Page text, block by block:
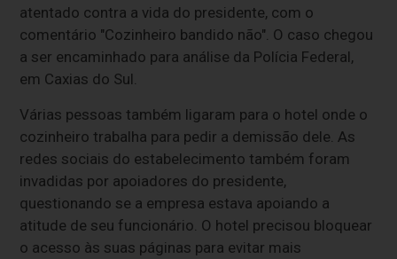
atentado contra a vida do presidente, com o
comentário "Cozinheiro bandido não". O caso chegou
a ser encaminhado para análise da Polícia Federal,
em Caxias do Sul.
Várias pessoas também ligaram para o hotel onde o
cozinheiro trabalha para pedir a demissão dele. As
redes sociais do estabelecimento também foram
invadidas por apoiadores do presidente,
questionando se a empresa estava apoiando a
atitude de seu funcionário. O hotel precisou bloquear
o acesso às suas páginas para evitar mais